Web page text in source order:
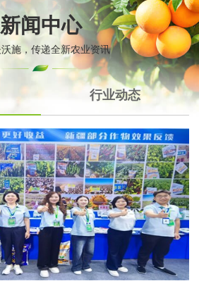
新闻中心
施，传递全新农业资讯
行业动态